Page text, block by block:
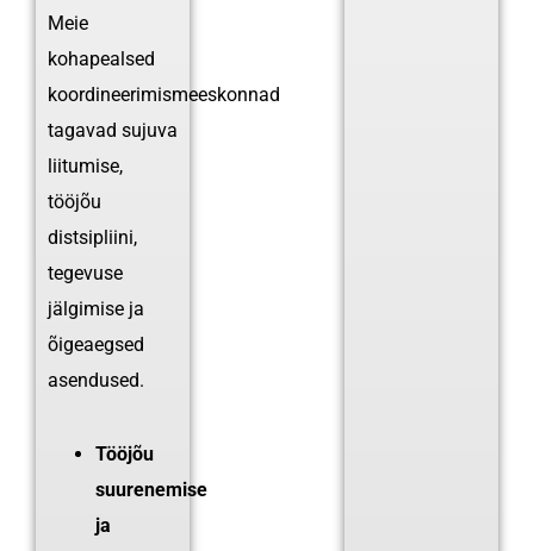
Meie
kohapealsed
koordineerimismeeskonnad
tagavad sujuva
liitumise,
tööjõu
distsipliini,
tegevuse
jälgimise ja
õigeaegsed
asendused.
Tööjõu
suurenemise
ja